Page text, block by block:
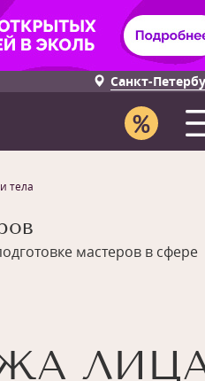
Санкт-
тела
мастеров в сфере